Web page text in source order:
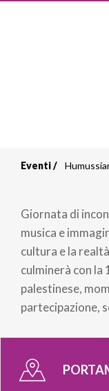
di
pane
Eventi
Giornata di
musica e
cultura e la
culminerà con la
palestinese,
partecipazione,